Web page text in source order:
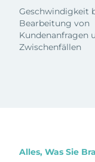
Geschwindigkeit
Bearbeitung von
Kundenanfragen
Zwischenfällen
Alles, Was Sie